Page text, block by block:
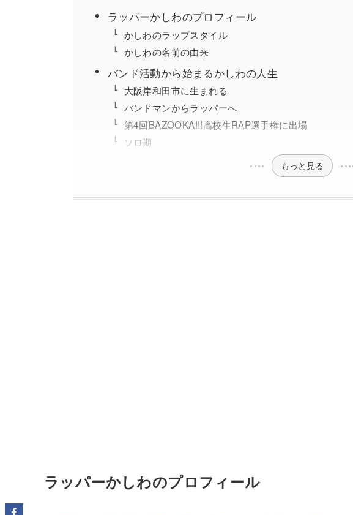
ラッパーかしわのプロフィール
かしわのラップスタイル
かしわの名前の由来
バンド活動から始まるかしわの人生
大阪岸和田市に生まれる
バンドマンからラッパーへ
第4回BAZOOKA!!!高校生RAP選手権に出場
ソロ期
もっと見る
ラッパーかしわのプロフィール